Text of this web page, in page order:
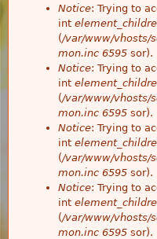
Notice: Trying to
int
(/var/www/vhosts/
mon.inc 6595 sor).
Notice: Trying to
int
(/var/www/vhosts/
mon.inc 6595 sor).
Notice: Trying to
int
(/var/www/vhosts/
mon.inc 6595 sor).
Notice: Trying to
int
(/var/www/vhosts/
mon.inc 6595 sor).